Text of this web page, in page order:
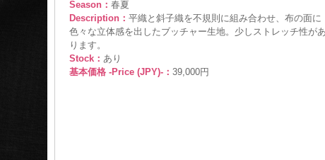
Season： 春夏
Description： 平織と斜子織を不規則に組み合わせ、布の面に
色々な立体感を出したブッチャー生地。少しストレッチ性が
ります。
Stock： あり
基本価格 -Price (JPY)-： 39,000円